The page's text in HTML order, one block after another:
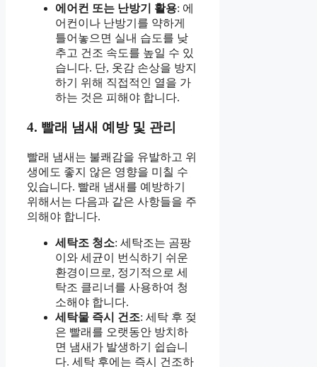
에어컨 또는 난방기 활용: 에
어컨이나 난방기를 약하게
틀어놓으면 실내 습도를 낮
추고 건조 속도를 높일 수 있
습니다. 단, 옷감 손상을 방지
하기 위해 직접적인 열을 가
하는 것은 피해야 합니다.
4. 빨래 냄새 예방 및 관리
빨래 냄새는 불쾌감을 유발하고 위
생에도 좋지 않은 영향을 미칠 수
있습니다. 빨래 냄새를 예방하기
위해서는 다음과 같은 사항들을 주
의해야 합니다.
세탁조 청소: 세탁조는 곰팡
이와 세균이 번식하기 쉬운
환경이므로, 정기적으로 세
탁조 클리너를 사용하여 청
소해야 합니다.
세탁물 즉시 건조: 세탁 후 젖
은 빨래를 오랫동안 방치하
면 냄새가 발생하기 쉽습니
다. 세탁 후에는 즉시 건조하